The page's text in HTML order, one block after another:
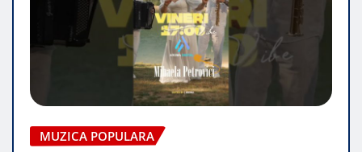
MUZICA POPULARA